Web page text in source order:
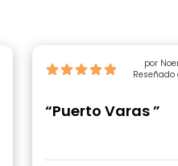
por
“Puerto Varas ”